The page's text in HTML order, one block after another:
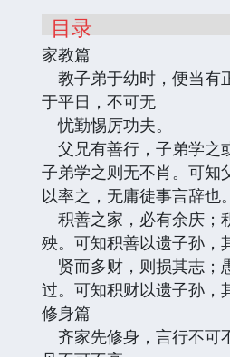
目录
家教篇
教子弟于幼时，便当有
于平日，不可无
忧勤惕厉功夫。
父兄有善行，子弟学之
子弟学之则无不肖。可知
以率之，无庸徒事言辞也。
积善之家，必有余庆；
殃。可知积善以遗子孙，
贤而多财，则损其志；
过。可知积财以遗子孙，
修身篇
齐家先修身，言行不可